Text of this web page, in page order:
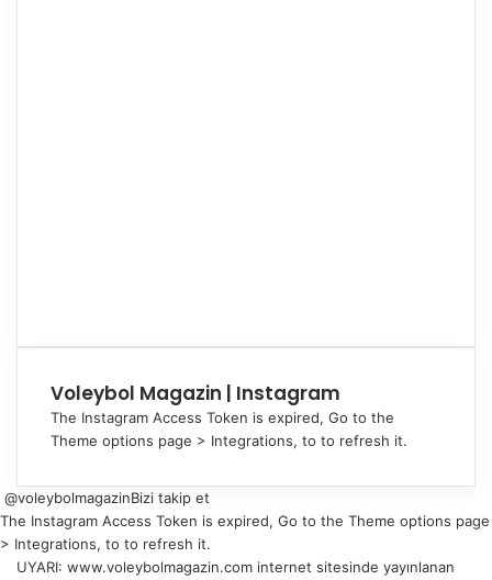
Voleybol Magazin | Instagram
The Instagram Access Token is expired, Go to the
Theme options page > Integrations, to to refresh it.
@voleybolmagazinBizi takip et
The Instagram Access Token is expired, Go to the Theme options page
> Integrations, to to refresh it.
UYARI: www.voleybolmagazin.com internet sitesinde yayınlanan